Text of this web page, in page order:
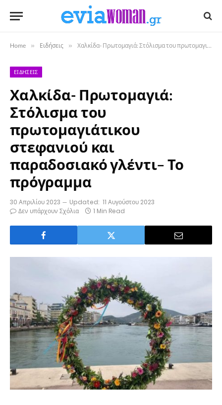
Home » Ειδήσεις » Χαλκίδα- Πρωτομαγιά: Στόλισμα του πρωτομαγιάτικου στεφανιού και παραδοσιακό γλέντι– Το πρόγραμμα
ΕΙΔΉΣΕΙΣ
Χαλκίδα- Πρωτομαγιά:
Στόλισμα του
πρωτομαγιάτικου
στεφανιού και
παραδοσιακό γλέντι– Το
πρόγραμμα
30 Απριλίου 2023 Updated: 11 Αυγούστου 2023
Δεν υπάρχουν Σχόλια
1 Min Read